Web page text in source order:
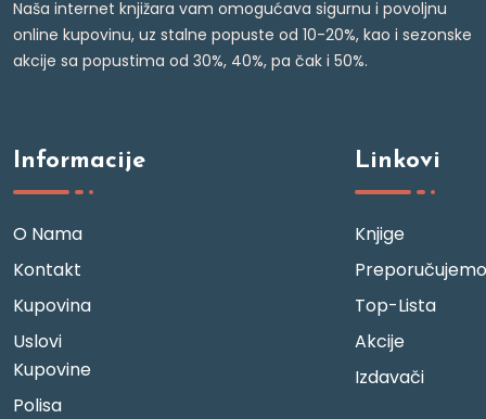
Naša internet knjižara vam omogućava sigurnu i povoljnu
online kupovinu, uz stalne popuste od 10-20%, kao i sezonske
akcije sa popustima od 30%, 40%, pa čak i 50%.
Informacije
O Nama
Kontakt
Kupovina
Uslovi
Kupovine
Polisa
Linkovi
Knjige
Preporučujemo
Top-Lista
Akcije
Izdavači